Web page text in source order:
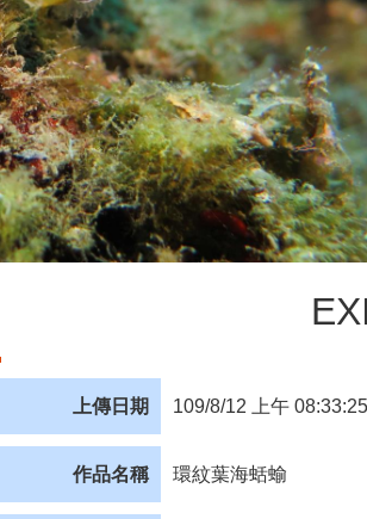
上傳日期 109/8/12 上午 08:33:25
作品名稱 環紋葉海蛞蝓